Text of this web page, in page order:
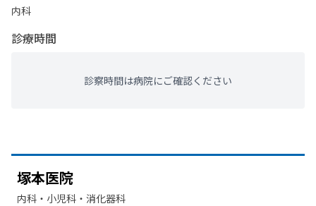
内科
診療時間
診察時間は病院にご確認ください
塚本医院
内科・​小児科・​消化器科